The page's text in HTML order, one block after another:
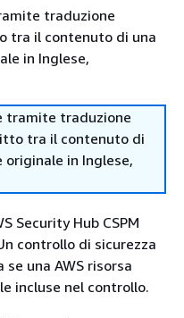
traduzione
tra il contenuto di una
in Inglese,
tramite traduzione
tra il contenuto di
originale in Inglese,
Security Hub CSPM
controllo di sicurezza
una AWS risorsa
incluse nel controllo.